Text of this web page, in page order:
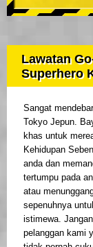
Lawatan
Superhero
Sangat
Tokyo Jepun.
khas untuk
Kehidupan
anda dan
tertumpu pada
atau
sepenuhnya
istimewa.
pelanggan kami